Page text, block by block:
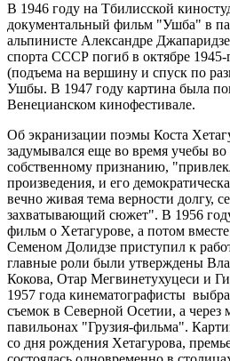
В 1946 году на Тбилисской
документальный фильм "Ушба" в
альпинисте Александре
спорта СССР погиб в октябре 1945-
(подъема на вершину и спуск по
Ушбы. В 1947 году картина была
Венецианском кинофестивале.
Об экранизации поэмы Коста
задумывался еще во время учебы
собственному признанию,
произведения, и его
вечно живая тема верности долгу,
захватывающий сюжет". В 1956
фильм о Хетагурове, а потом
Семеном Долидзе приступил к
главные роли были утверждены
Кокова, Отар Мегвинетухуцеси и
1957 года кинематографисты
съемок в Северной Осетии, а через
павильонах "Грузия-фильма".
со дня рождения Хетагурова,